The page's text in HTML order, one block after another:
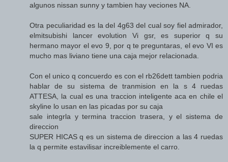
algunos nissan sunny y tambien hay veciones NA.
Otra peculiaridad es la del 4g63 del cual soy fiel admirador,
elmitsubishi lancer evolution Vi gsr, es superior q su
hermano mayor el evo 9, por q te preguntaras, el evo VI es
mucho mas liviano tiene una caja mejor relacionada.
Con el unico q concuerdo es con el rb26dett tambien podria
hablar de su sistema de tranmision en la s 4 ruedas
ATTESA, la cual es una traccion inteligente aca en chile el
skyline lo usan en las picadas por su caja
sale integrla y termina traccion trasera, y el sistema de
direccion
SUPER HICAS q es un sistema de direccion a las 4 ruedas
la q permite estavilisar increiblemente el carro.